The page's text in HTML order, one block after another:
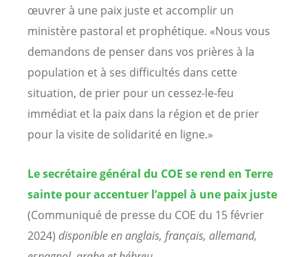
œuvrer à une paix juste et accomplir un
ministère pastoral et prophétique. «Nous vous
demandons de penser dans vos prières à la
population et à ses difficultés dans cette
situation, de prier pour un cessez-le-feu
immédiat et la paix dans la région et de prier
pour la visite de solidarité en ligne.»
Le secrétaire général du COE se rend en Terre
sainte pour accentuer l’appel à une paix juste
(Communiqué de presse du COE du 15 février
2024) disponible en anglais, français, allemand,